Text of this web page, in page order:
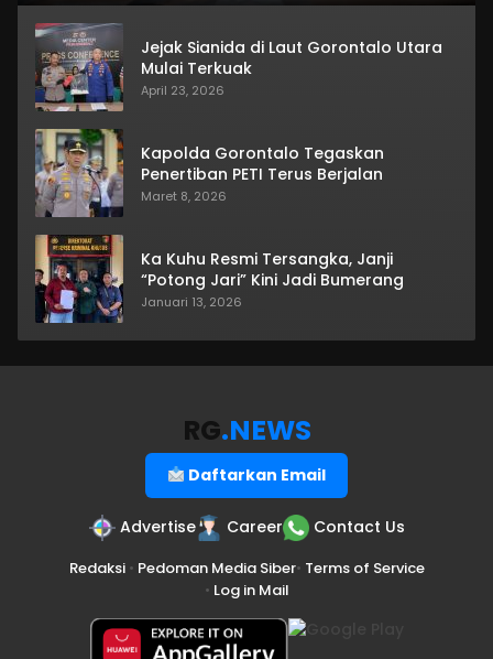
Jejak Sianida di Laut Gorontalo Utara
Mulai Terkuak
April 23, 2026
Kapolda Gorontalo Tegaskan
Penertiban PETI Terus Berjalan
Maret 8, 2026
Ka Kuhu Resmi Tersangka, Janji
“Potong Jari” Kini Jadi Bumerang
Januari 13, 2026
RG.NEWS
Daftarkan Email
Advertise Career Contact Us
Redaksi• Pedoman Media Siber• Terms of Service
• Log in Mail